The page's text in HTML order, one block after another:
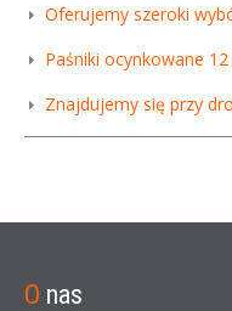
Oferujemy szeroki
Paśniki ocynkowane
Znajdujemy się przy
O nas